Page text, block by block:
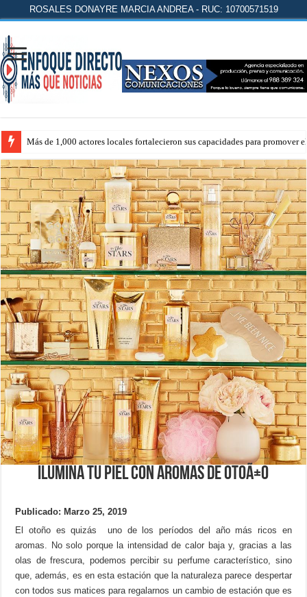
ROSALES DONAYRE MARCIA ANDREA - RUC: 10700571519
Más de 1,000 actores locales fortalecieron sus capacidades para promover
Ilumina tu piel con aromas de otoÃ±o
Publicado: Marzo 25, 2019
El otoño es quizás uno de los períodos del año más ricos en
aromas. No solo porque la intensidad de calor baja y, gracias a las
olas de frescura, podemos percibir su perfume característico, sino
que, además, es en esta estación que la naturaleza parece despertar
con todos sus matices para regalarnos un cambio de estación que es